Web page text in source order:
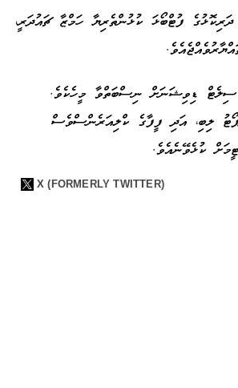
ފުޓްބޯޅަ ކުޅުންތެރިޔާ ހަމްޒާ ޗައުދަރީ،
ޑިވިޝަނަށް ނިސްބަތްވާ މީހެކެވެ.
ލިބި، އަދި ފީފާގެ ކްލިއަރެންސްވެސް
ކުޅެވޭނެއެވެ.